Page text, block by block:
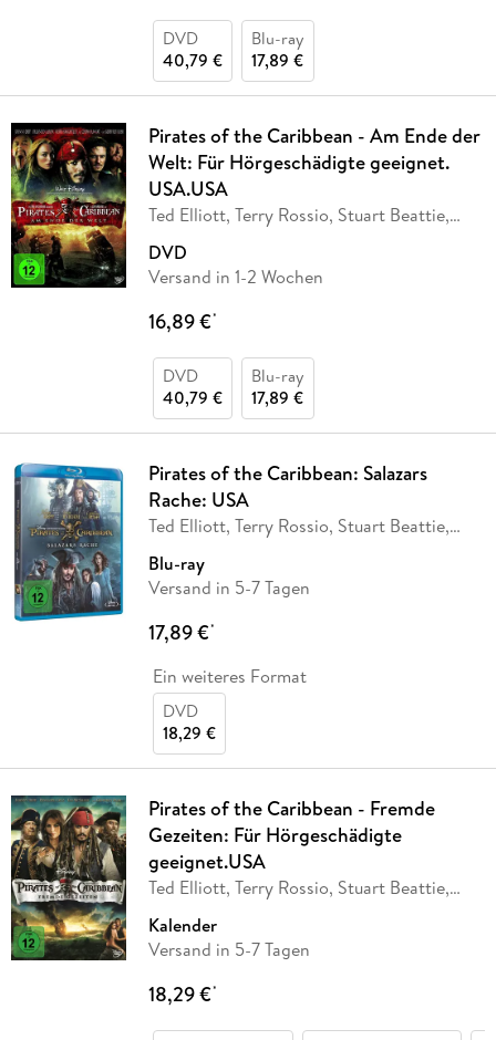
DVD
40,79 €
Blu-ray
17,89 €
Pirates of the Caribbean - Am Ende der
Welt: Für Hörgeschädigte geeignet.
USA.USA
Ted Elliott, Terry Rossio, Stuart Beattie,
DVD
Versand in 1-2 Wochen
16,89 €*
DVD
40,79 €
Blu-ray
17,89 €
Pirates of the Caribbean: Salazars
Rache: USA
Ted Elliott, Terry Rossio, Stuart Beattie,
Blu-ray
Versand in 5-7 Tagen
17,89 €*
Ein weiteres Format
DVD
18,29 €
Pirates of the Caribbean - Fremde
Gezeiten: Für Hörgeschädigte
geeignet.USA
Ted Elliott, Terry Rossio, Stuart Beattie,
Kalender
Versand in 5-7 Tagen
18,29 €*